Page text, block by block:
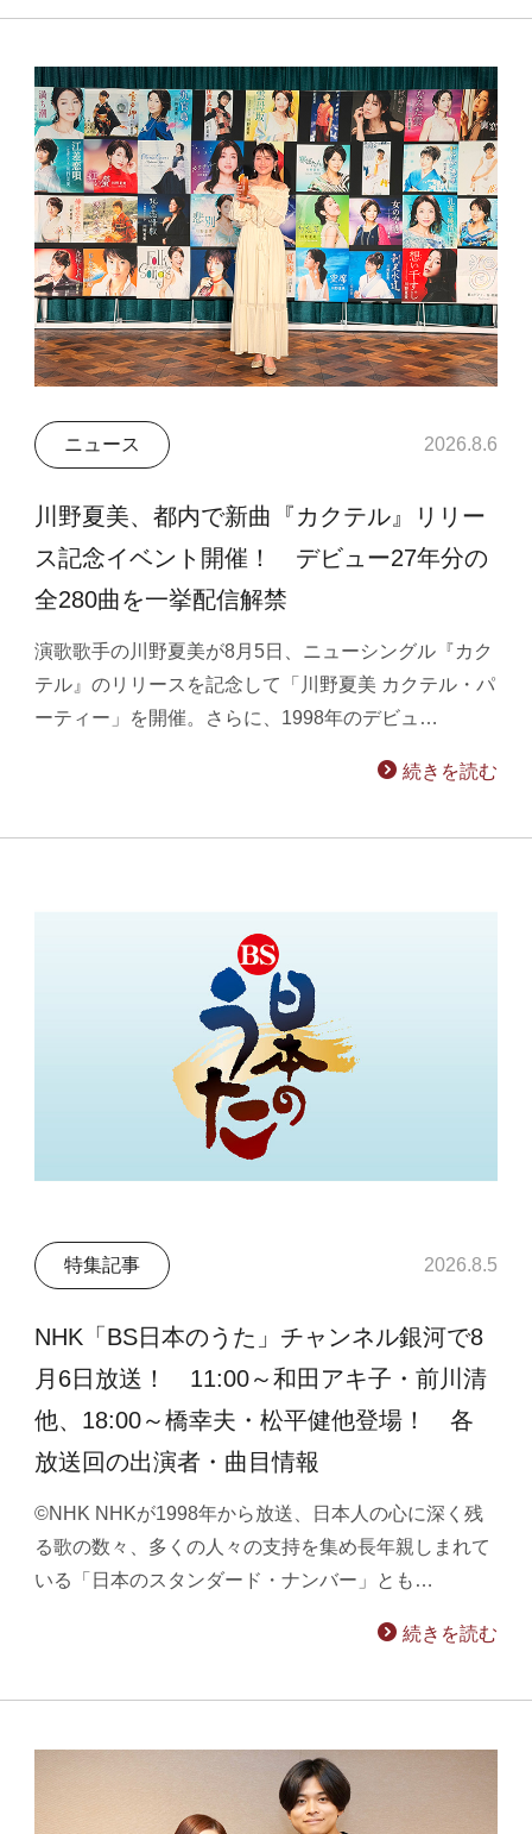
ニュース 2026.8.6
川野夏美、都内で新曲『カクテル』リリー
ス記念イベント開催！ デビュー27年分の
全280曲を一挙配信解禁
演歌歌手の川野夏美が8月5日、ニューシングル『カク
テル』のリリースを記念して「川野夏美 カクテル・パ
ーティー」を開催。さらに、1998年のデビュ…
続きを読む
特集記事 2026.8.5
NHK「BS日本のうた」チャンネル銀河で8
月6日放送！ 11:00～和田アキ子・前川清
他、18:00～橋幸夫・松平健他登場！ 各
放送回の出演者・曲目情報
©NHK NHKが1998年から放送、日本人の心に深く残
る歌の数々、多くの人々の支持を集め長年親しまれて
いる「日本のスタンダード・ナンバー」とも…
続きを読む